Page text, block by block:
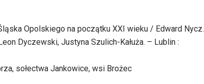
Opolskiego na początku XXI wieku / Edward Nycz.
Dyczewski, Justyna Szulich-Kałuża. – Lublin :
sołectwa Jankowice, wsi Brożec